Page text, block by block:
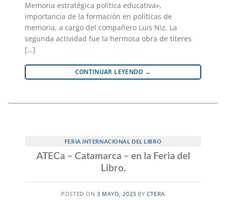
Memoria estratégica política educativa»,
importancia de la formación en políticas de
memoria, a cargo del compañero Luis Niz. La
segunda actividad fue la hermosa obra de títeres
[…]
CONTINUAR LEYENDO →
FERIA INTERNACIONAL DEL LIBRO
ATECa – Catamarca – en la Feria del
Libro.
POSTED ON 3 MAYO, 2023 BY CTERA